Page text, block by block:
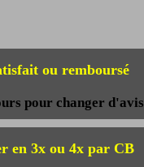
ou remboursé
pour changer d'avis
en 3x ou 4x par CB